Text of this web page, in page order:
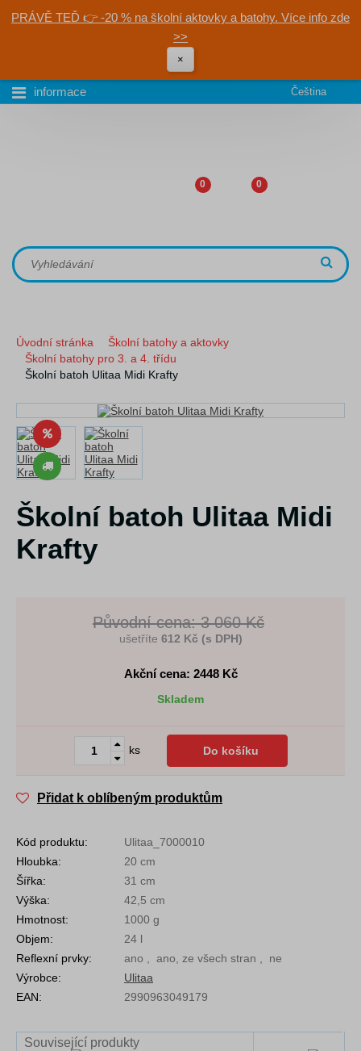
PRÁVĚ TEĎ 👉 -20 % na školní aktovky a batohy. Více info zde
>>
×
informace Čeština
0 0
Úvodní stránka
Školní batohy a aktovky
Školní batohy pro 3. a 4. třídu
Školní batoh Ulitaa Midi Krafty
Školní batoh Ulitaa Midi
Krafty
Původní cena: 3 060 Kč
ušetříte 612 Kč (s DPH)
Akční cena: 2448Kč
Skladem
ks Do košíku
Přidat k oblíbeným produktům
Kód produktu:
Ulitaa_7000010
Hloubka:
20 cm
Šířka:
31 cm
Výška:
42,5 cm
Hmotnost:
1000 g
Objem:
24 l
Reflexní prvky:
ano , ano, ze všech stran , ne
Výrobce:
Ulitaa
EAN:
2990963049179
Související produkty